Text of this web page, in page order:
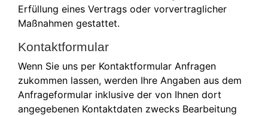
Erfüllung eines Vertrags oder vorvertraglicher
Maßnahmen gestattet.
Kontaktformular
Wenn Sie uns per Kontaktformular Anfragen
zukommen lassen, werden Ihre Angaben aus dem
Anfrageformular inklusive der von Ihnen dort
angegebenen Kontaktdaten zwecks Bearbeitung